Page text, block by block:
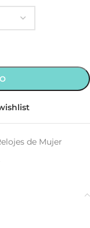
de Mujer